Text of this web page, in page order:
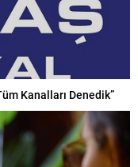
Kanalları Denedik”